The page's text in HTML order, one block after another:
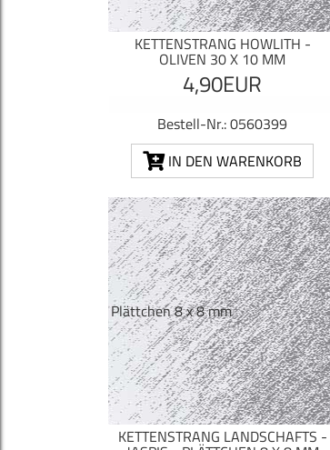
KETTENSTRANG HOWLITH -
OLIVEN 30 X 10 MM
4,90EUR
Bestell-Nr.: 0560399
IN DEN WARENKORB
KETTENSTRANG LANDSCHAFTS -